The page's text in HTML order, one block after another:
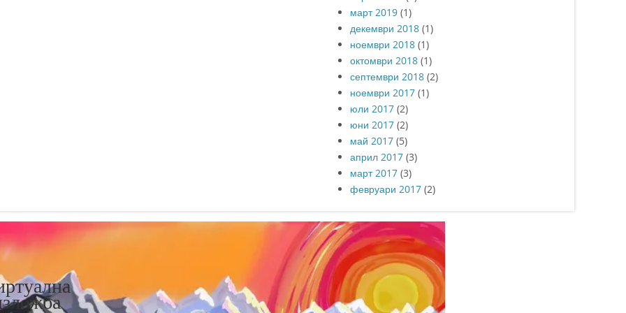
март 2019(1)
декември 2018(1)
ноември 2018(1)
октомври 2018(1)
септември 2018(2)
ноември 2017(1)
юли 2017(2)
юни 2017(2)
май 2017(5)
април 2017(3)
март 2017(3)
февруари 2017(2)